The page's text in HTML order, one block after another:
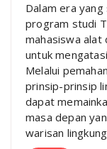
Dalam era
program studi
mahasiswa alat
untuk
Melalui
prinsip-prinsip
dapat
masa depan
warisan